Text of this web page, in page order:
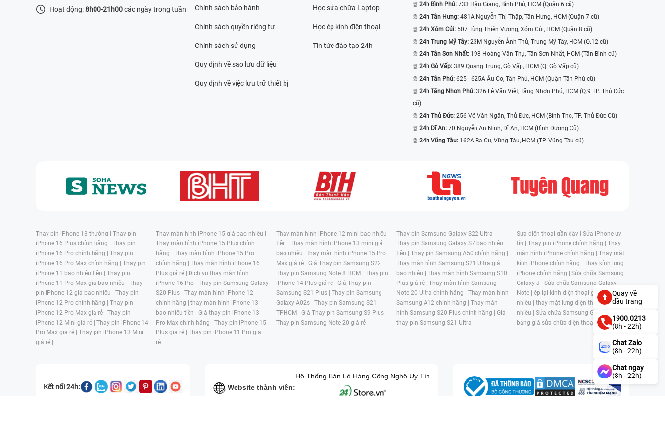
Hoạt động:8h00-21h00các ngày trong tuần Chính sách bảo hành
Chính sách quyền riêng tư
Chính sách sử dụng
Quy định về sao lưu dữ liệu
Quy định về việc lưu trữ thiết bị
Học sửa chữa Laptop
Học ép kính điện thoại
Tin tức đào tạo 24h
24h Bình Phú: 733 Hậu Giang, Bình Phú, HCM (Quận 6 cũ)
24h Tân Hưng: 481A Nguyễn Thị Thập, Tân Hưng, HCM (Quận 7 cũ)
24h Xóm Củi: 507 Tùng Thiện Vương, Xóm Củi, HCM (Quận 8 cũ)
24h Trung Mỹ Tây: 23M Nguyễn Ảnh Thủ, Trung Mỹ Tây, HCM (Q.12 cũ)
24h Tân Sơn Nhất: 198 Hoàng Văn Thụ, Tân Sơn Nhất, HCM (Tân Bình cũ)
24h Gò Vấp: 389 Quang Trung, Gò Vấp, HCM (Q. Gò Vấp cũ)
24h Tân Phú: 625 - 625A Âu Cơ, Tân Phú, HCM (Quận Tân Phú cũ)
24h Tăng Nhơn Phú: 326 Lê Văn Việt, Tăng Nhơn Phú, HCM (Q.9 TP. Thủ Đức
cũ)
24h Thủ Đức: 256 Võ Văn Ngân, Thủ Đức, HCM (Bình Thọ, TP. Thủ Đức Cũ)
24h Dĩ An: 70 Nguyễn An Ninh, Dĩ An, HCM (Bình Dương Cũ)
24h Vũng Tàu: 162A Ba Cu, Vũng Tàu, HCM (TP. Vũng Tàu cũ)
Thay pin iPhone 13 thường | Thay pin
iPhone 16 Plus chính hãng | Thay pin
iPhone 16 Pro chính hãng | Thay pin
iPhone 16 Pro Max chính hãng | Thay pin
iPhone 11 bao nhiêu tiền | Thay pin
iPhone 11 Pro Max giá bao nhiêu | Thay
pin iPhone 12 giá bao nhiêu | Thay pin
iPhone 12 Pro chính hãng | Thay pin
iPhone 12 Pro Max giá rẻ | Thay pin
iPhone 12 Mini giá rẻ | Thay pin iPhone 14
Pro Max giá rẻ | Thay pin iPhone 13 Mini
giá rẻ |
Thay màn hình iPhone 15 giá bao nhiêu |
Thay màn hình iPhone 15 Plus chính
hãng | Thay màn hình iPhone 15 Pro
chính hãng | Thay màn hình iPhone 16
Plus giá rẻ | Dịch vụ thay màn hình
iPhone 16 Pro | Thay pin Samsung Galaxy
S20 Plus | Thay màn hình iPhone 12
chính hãng | thay màn hình iPhone 13
bao nhiêu tiền | Giá thay pin iPhone 13
Pro Max chính hãng | Thay pin iPhone 15
Plus giá rẻ | Thay pin iPhone 11 Pro giá
rẻ |
Thay màn hình iPhone 12 mini bao nhiêu
tiền | Thay màn hình iPhone 13 mini giá
bao nhiêu | thay màn hình iPhone 15 Pro
Max giá rẻ | Giá Thay pin Samsung S22 |
Thay pin Samsung Note 8 HCM | Thay pin
iPhone 14 Plus giá rẻ | Giá Thay pin
Samsung S21 Plus | Thay pin Samsung
Galaxy A02s | Thay pin Samsung S21
TPHCM | Giá Thay pin Samsung S9 Plus |
Thay pin Samsung Note 20 giá rẻ |
Thay pin Samsung Galaxy S22 Ultra |
Thay pin Samsung Galaxy S7 bao nhiêu
tiền | Thay pin Samsung A50 chính hãng |
Thay màn hình Samsung S21 Ultra giá
bao nhiêu | Thay màn hình Samsung S10
Plus giá rẻ | Thay màn hình Samsung
Note 20 Ultra chính hãng | Thay màn hình
Samsung A12 chính hãng | Thay màn
hình Samsung S20 Plus chính hãng | Giá
thay pin Samsung S21 Ultra |
Sửa điện thoại gần đây | Sửa iPhone uy
tín | Thay pin iPhone chính hãng | Thay
màn hình iPhone chính hãng | Thay mặt
kính iPhone chính hãng | Thay kính lưng
iPhone chính hãng | Sửa chữa Samsung
Galaxy J | Sửa chữa Samsung Galaxy
Note | ép lại kính điện thoại giá bao
nhiêu | thay mặt lưng điện thoại giá bao
nhiêu | Sửa chữa Samsung Galaxy S |
bảng giá sửa chữa điện thoại samsung |
Kết nối 24h: Website thành viên:
Hệ Thống Bán Lẻ Hàng Công Nghệ Uy Tín
Quay về
đầu trang
1900.0213
(8h - 22h)
Chat Zalo
(8h - 22h)
Chat ngay
(8h - 22h)